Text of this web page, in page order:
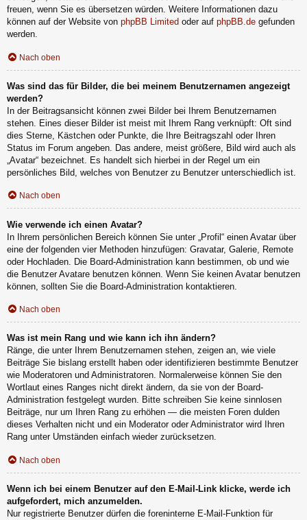
freuen, wenn Sie es übersetzen würden. Weitere Informationen dazu
können auf der Website von phpBB Limited oder auf phpBB.de gefunden
werden.
Nach oben
Was sind das für Bilder, die bei meinem Benutzernamen angezeigt
werden?
In der Beitragsansicht können zwei Bilder bei Ihrem Benutzernamen
stehen. Eines dieser Bilder ist meist mit Ihrem Rang verknüpft: Oft sind
dies Sterne, Kästchen oder Punkte, die Ihre Beitragszahl oder Ihren
Status im Forum angeben. Das andere, meist größere, Bild wird auch als
„Avatar“ bezeichnet. Es handelt sich hierbei in der Regel um ein
persönliches Bild, welches von Benutzer zu Benutzer unterschiedlich ist.
Nach oben
Wie verwende ich einen Avatar?
In Ihrem persönlichen Bereich können Sie unter „Profil“ einen Avatar über
eine der folgenden vier Methoden hinzufügen: Gravatar, Galerie, Remote
oder Hochladen. Die Board-Administration kann bestimmen, ob und wie
die Benutzer Avatare benutzen können. Wenn Sie keinen Avatar benutzen
können, sollten Sie die Board-Administration kontaktieren.
Nach oben
Was ist mein Rang und wie kann ich ihn ändern?
Ränge, die unter Ihrem Benutzernamen stehen, zeigen an, wie viele
Beiträge Sie bislang erstellt haben oder identifizieren bestimmte Benutzer
wie Moderatoren und Administratoren. Normalerweise können Sie den
Wortlaut eines Ranges nicht direkt ändern, da sie von der Board-
Administration festgelegt wurden. Bitte schreiben Sie keine sinnlosen
Beiträge, nur um Ihren Rang zu erhöhen — die meisten Foren dulden
dieses Verhalten nicht und ein Moderator oder Administrator wird Ihren
Rang unter Umständen einfach wieder zurücksetzen.
Nach oben
Wenn ich bei einem Benutzer auf den E-Mail-Link klicke, werde ich
aufgefordert, mich anzumelden.
Nur registrierte Benutzer dürfen die foreninterne E-Mail-Funktion für